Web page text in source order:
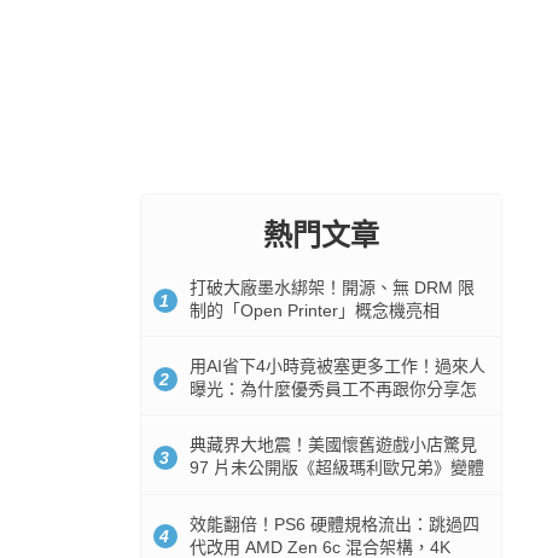
熱門文章
1
打破大廠墨水綁架！開源、無 DRM 限
制的「Open Printer」概念機亮相
2
用AI省下4小時竟被塞更多工作！過來人
曝光：為什麼優秀員工不再跟你分享怎
3
典藏界大地震！美國懷舊遊戲小店驚見
97 片未公開版《超級瑪利歐兄弟》變體
4
效能翻倍！PS6 硬體規格流出：跳過四
代改用 AMD Zen 6c 混合架構，4K